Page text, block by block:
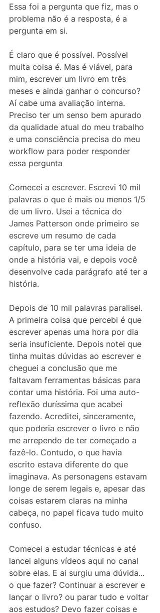
Essa foi a pergunta que fiz, mas o
problema não é a resposta, é a
pergunta em si.
É claro que é possível. Possível
muita coisa é. Mas é viável, para
mim, escrever um livro em três
meses e ainda ganhar o concurso?
Aí cabe uma avaliação interna.
Preciso ter um senso bem apurado
da qualidade atual do meu trabalho
e uma consciência precisa do meu
workflow para poder responder
essa pergunta
Comecei a escrever. Escrevi 10 mil
palavras o que é mais ou menos 1/5
de um livro. Usei a técnica do
James Patterson onde primeiro se
escreve um resumo de cada
capítulo, para se ter uma ideia de
onde a história vai, e depois você
desenvolve cada parágrafo até ter a
história.
Depois de 10 mil palavras paralisei.
A primeira coisa que percebi é que
escrever apenas uma hora por dia
seria insuficiente. Depois notei que
tinha muitas dúvidas ao escrever e
cheguei a conclusão que me
faltavam ferramentas básicas para
contar uma história. Foi uma auto-
reflexão duríssima que acabei
fazendo. Acreditei, sinceramente,
que poderia escrever o livro e não
me arrependo de ter começado a
fazê-lo. Contudo, o que havia
escrito estava diferente do que
imaginava. As personagens estavam
longe de serem legais e, apesar das
coisas estarem claras na minha
cabeça, no papel ficava tudo muito
confuso.
Comecei a estudar técnicas e até
lancei alguns vídeos aqui no canal
sobre elas. E ai surgiu uma dúvida...
o que fazer? Continuar a escrever e
lançar o livro? ou parar tudo e voltar
aos estudos? Devo fazer coisas e